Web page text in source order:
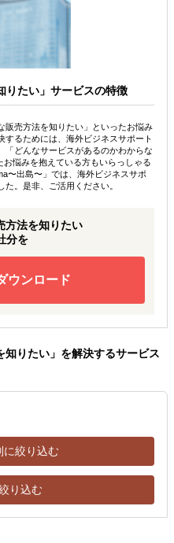
りたい」サービスの特徴
販売方法を知りたい」といったお悩み
するためには、海外ビジネスサポート
「どんなサービスがあるのかわからな
悩みを抱えている方もいらっしゃる
〜出島〜」では、海外ビジネスサポ
。是非、ご活用ください。
方法を知りたい
分を
ウンロード
知りたい」を解決するサービス
に絞り込む
り込む